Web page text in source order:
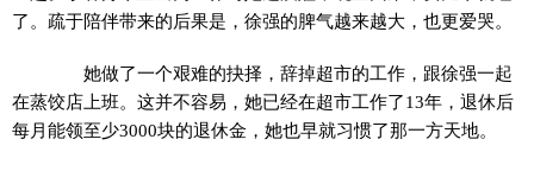
了。疏于陪伴带来的后果是，徐强的脾气越来越大，也更爱哭。
她做了一个艰难的抉择，辞掉超市的工作，跟徐强一起
在蒸饺店上班。这并不容易，她已经在超市工作了13年，退休后
每月能领至少3000块的退休金，她也早就习惯了那一方天地。